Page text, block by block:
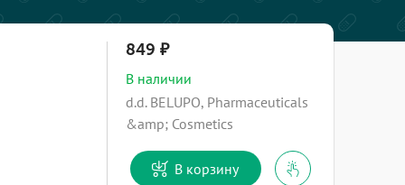
849
В наличии
d.d. BELUPO, Pharmaceuticals
&amp; Cosmetics
В корзину